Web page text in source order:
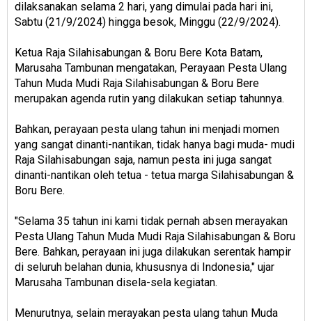
dilaksanakan selama 2 hari, yang dimulai pada hari ini,
Sabtu (21/9/2024) hingga besok, Minggu (22/9/2024).
Ketua Raja Silahisabungan & Boru Bere Kota Batam,
Marusaha Tambunan mengatakan, Perayaan Pesta Ulang
Tahun Muda Mudi Raja Silahisabungan & Boru Bere
merupakan agenda rutin yang dilakukan setiap tahunnya.
Bahkan, perayaan pesta ulang tahun ini menjadi momen
yang sangat dinanti-nantikan, tidak hanya bagi muda- mudi
Raja Silahisabungan saja, namun pesta ini juga sangat
dinanti-nantikan oleh tetua - tetua marga Silahisabungan &
Boru Bere.
"Selama 35 tahun ini kami tidak pernah absen merayakan
Pesta Ulang Tahun Muda Mudi Raja Silahisabungan & Boru
Bere. Bahkan, perayaan ini juga dilakukan serentak hampir
di seluruh belahan dunia, khususnya di Indonesia," ujar
Marusaha Tambunan disela-sela kegiatan.
Menurutnya, selain merayakan pesta ulang tahun Muda